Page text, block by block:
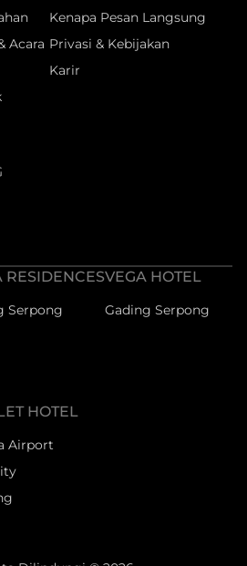
Acara
Kenapa Pesan Langsung
Privasi & Kebijakan
Karir
RESIDENCES
Serpong
VEGA HOTEL
Gading Serpong
HOTEL
Airport